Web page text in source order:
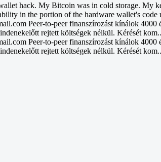
hack. My Bitcoin was in cold storage. My
in the portion of the hardware wallet's code
Peer-to-peer finanszírozást kínálok 4000
rejtett költségek nélkül. Kérését
Peer-to-peer finanszírozást kínálok 4000
rejtett költségek nélkül. Kérését